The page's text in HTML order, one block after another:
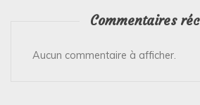
Commentaires
Aucun commentaire à afficher.